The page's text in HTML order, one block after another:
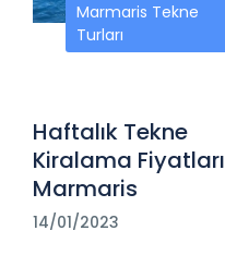
Marmaris Tekne
Turları
Haftalık Tekne
Kiralama Fiyatları
Marmaris
14/01/2023